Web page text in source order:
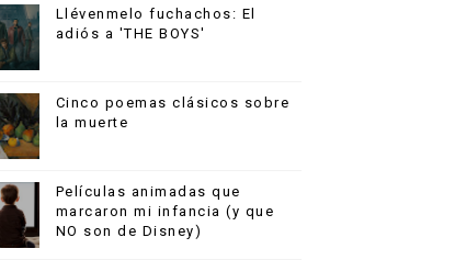
Llévenmelo fuchachos: El
adiós a 'THE BOYS'
Cinco poemas clásicos sobre
la muerte
Películas animadas que
marcaron mi infancia (y que
NO son de Disney)